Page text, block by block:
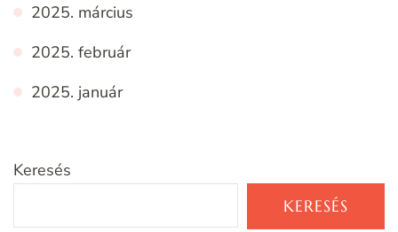
2025. március
2025. február
2025. január
Keresés
KERESÉS